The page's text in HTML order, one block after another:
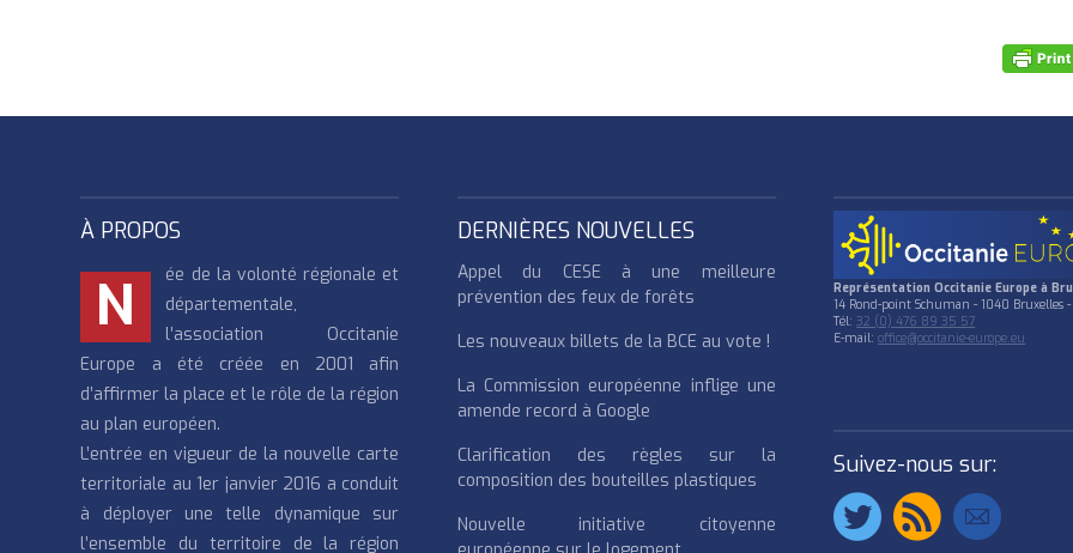
À PROPOS
N
ée de la volonté régionale et
départementale,
l’association Occitanie
Europe a été créée en 2001 afin
d’affirmer la place et le rôle de la région
au plan européen.
L’entrée en vigueur de la nouvelle carte
territoriale au 1er janvier 2016 a conduit
à déployer une telle dynamique sur
l’ensemble du territoire de la région
DERNIÈRES NOUVELLES
Appel du CESE à une meilleure
prévention des feux de forêts
Les nouveaux billets de la BCE au vote !
La Commission européenne inflige une
amende record à Google
Clarification des règles sur la
composition des bouteilles plastiques
Nouvelle initiative citoyenne
Représentation Occitanie Europe à
14 Rond-point Schuman - 1040 Bruxelles
Tél:32 (0) 476 89 35 57
E-mail:office@occitanie-europe.eu
Suivez-nous sur: